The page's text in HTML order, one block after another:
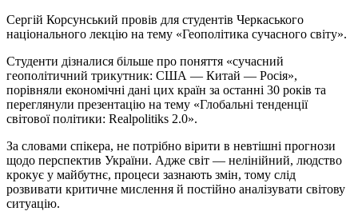
Сергій Корсунський провів для студентів Черкаського
національного лекцію на тему «Геополітика сучасного світу».
Студенти дізналися більше про поняття «сучасний
геополітичний трикутник: США — Китай — Росія»,
порівняли економічні дані цих країн за останні 30 років та
переглянули презентацію на тему «Глобальні тенденції
світової політики: Realpolitiks 2.0».
За словами спікера, не потрібно вірити в невтішні прогнози
щодо перспектив України. Адже світ — нелінійний, людство
крокує у майбутнє, процеси зазнають змін, тому слід
розвивати критичне мислення й постійно аналізувати світову
ситуацію.